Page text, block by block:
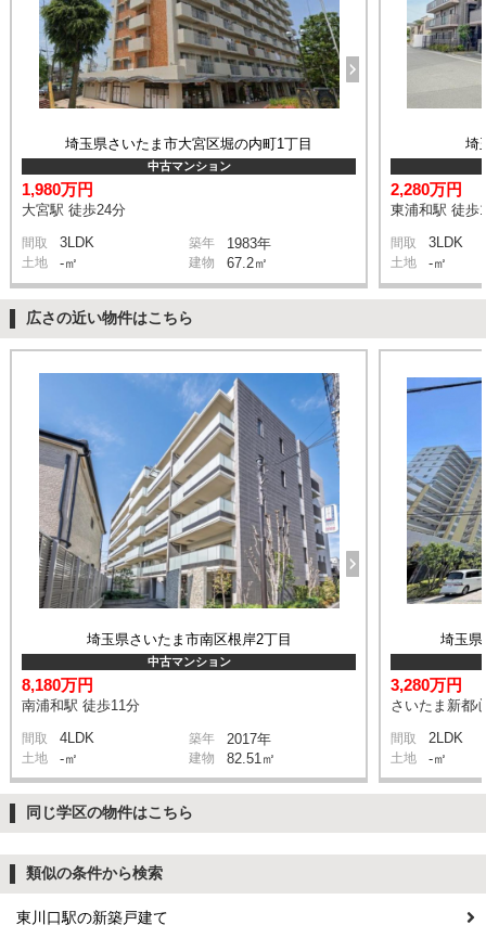
埼玉県さいたま市大宮区堀の内町1丁目
中古マンション
1,980万円
大宮駅 徒歩24分
間取 3LDK 築年 1983年
土地 -㎡ 建物 67.2㎡
埼
2,280万円
東浦和駅 徒歩
間取 3LDK
土地 -㎡
広さの近い物件はこちら
埼玉県さいたま市南区根岸2丁目
中古マンション
8,180万円
南浦和駅 徒歩11分
間取 4LDK 築年 2017年
土地 -㎡ 建物 82.51㎡
埼玉県
3,280万円
さいたま新都
間取 2LDK
土地 -㎡
同じ学区の物件はこちら
類似の条件から検索
東川口駅の新築戸建て